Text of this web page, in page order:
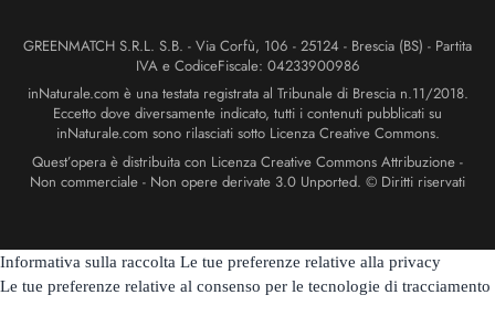
GREENMATCH S.R.L. S.B. - Via Corfù, 106 - 25124 - Brescia (BS) - Partita
IVA e CodiceFiscale: 04233900986
inNaturale.com è una testata registrata al Tribunale di Brescia n.11/2018.
Eccetto dove diversamente indicato, tutti i contenuti pubblicati su
inNaturale.com sono rilasciati sotto Licenza Creative Commons.
Quest’opera è distribuita con Licenza Creative Commons Attribuzione -
Non commerciale - Non opere derivate 3.0 Unported. © Diritti riservati
Informativa sulla raccolta Le tue preferenze relative alla privacy
Le tue preferenze relative al consenso per le tecnologie di tracciamento